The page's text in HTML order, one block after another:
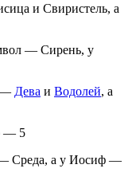
и Свиристель, а
— Сирень, у
— Дева и Водолей, а
— 5
— Среда, а у Иосиф —